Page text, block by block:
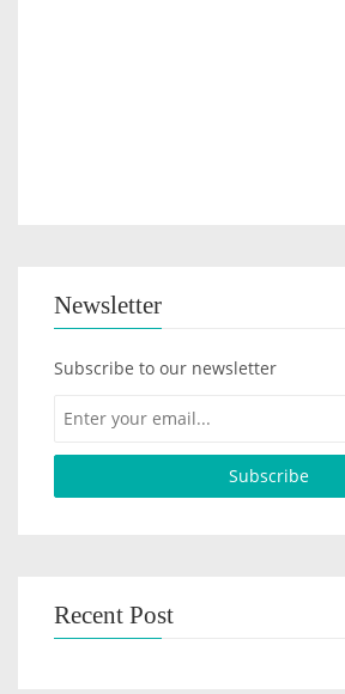
Newsletter
Subscribe to our newsletter
Recent Post